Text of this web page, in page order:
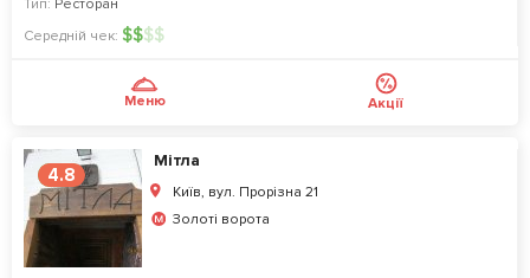
Тип: Ресторан
Середній чек: $$$$
Меню Акції
4.8
Мітла
Київ, вул. Прорізна 21
Золоті ворота